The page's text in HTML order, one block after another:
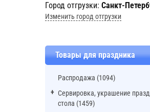
Город отгрузки: Санкт-
Изменить город отгрузки
Товары для праздника
Распродажа (1094)
Сервировка, украшение
стола (1459)